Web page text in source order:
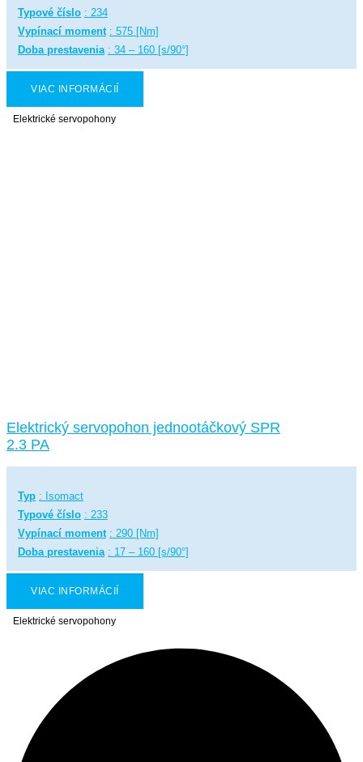
Typové číslo : 234
Vypínací moment : 575 [Nm]
Doba prestavenia : 34 – 160 [s/90°]
VIAC INFORMÁCIÍ
Elektrické servopohony
Elektrický servopohon jednootáčkový SPR
2.3 PA
Typ : Isomact
Typové číslo : 233
Vypínací moment : 290 [Nm]
Doba prestavenia : 17 – 160 [s/90°]
VIAC INFORMÁCIÍ
Elektrické servopohony